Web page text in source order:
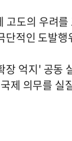
고도의 우려를
적인 도발행
억지' 공동
제 의무를 실